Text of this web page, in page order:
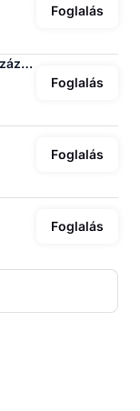
Foglalás
Revitalizáló kezelés R.D.R. facelift masszázzsal
Foglalás
Foglalás
Foglalás